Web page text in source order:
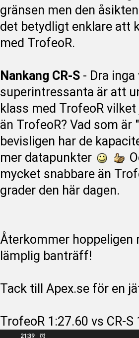
gränsen men den
det betydligt enklare att
med TrofeoR.
Nankang CR-S - Dra
superintressanta är att
klass med TrofeoR
än TrofeoR? Vad som
bevisligen har de
mer datapunkter
mycket snabbare än
grader den här dagen.
Återkommer hoppeligen
lämplig banträff!
Tack till Apex.se för en
TrofeoR 1:27.60 vs CR-S